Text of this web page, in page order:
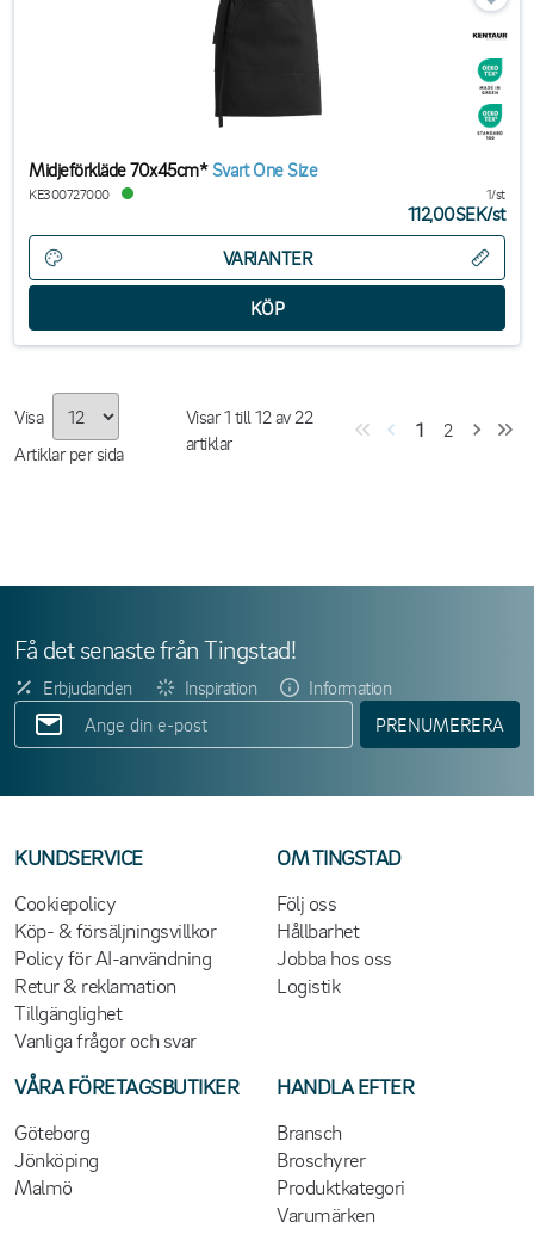
Midjeförkläde 70x45cm*Svart One Size
KE300727000 1/st
112,00SEK/st
VARIANTER
Visa
Artiklar per sida
Visar1 till12av 22
artiklar
1 2
Få det senaste från Tingstad!
Erbjudanden Inspiration
Information
PRENUMERERA
KUNDSERVICE
Cookiepolicy
Köp- & försäljningsvillkor
Policy för AI-användning
Retur & reklamation
Tillgänglighet
Vanliga frågor och svar
OM TINGSTAD
Följ oss
Hållbarhet
Jobba hos oss
Logistik
VÅRA FÖRETAGSBUTIKER
Göteborg
Jönköping
Malmö
HANDLA EFTER
Bransch
Broschyrer
Produktkategori
Varumärken